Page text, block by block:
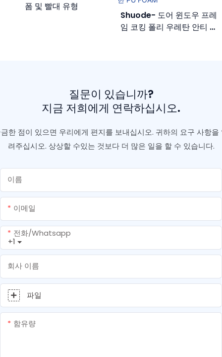
폼 및 빨대 유형
Shuode- 도어 윈도우 프레
임 코킹 폴리 우레탄 안티 누
질문이 있습니까?
지금 저희에게 연락하십시오.
한 점이 있으면 우리에게 편지를 보내십시오. 귀하의 요구 사항을
려주십시오. 상상할 수있는 것보다 더 많은 일을 할 수 있습니다.
이름
이메일
+1
전화/whatsapp
회사 이름
파일
함유량